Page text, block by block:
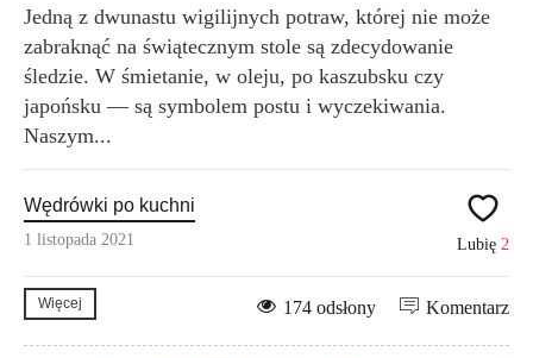
Jedną z dwunastu wigilijnych potraw, której nie może
zabraknąć na świątecznym stole są zdecydowanie
śledzie. W śmietanie, w oleju, po kaszubsku czy
japońsku — są symbolem postu i wyczekiwania.
Naszym...
Wędrówki po kuchni
1 listopada 2021 Lubię 2
Więcej Komentarz
174 odsłony